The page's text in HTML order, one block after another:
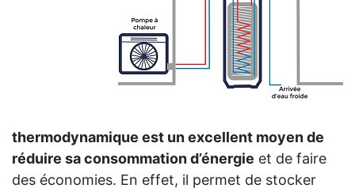
thermodynamique est un excellent moyen de
réduire sa consommation d’énergie et de faire
des économies. En effet, il permet de stocker